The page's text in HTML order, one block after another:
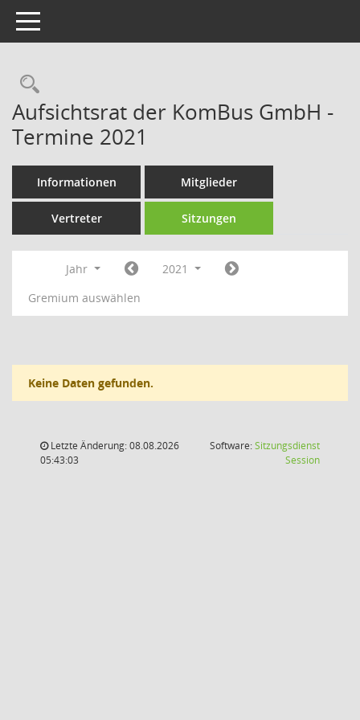
Toggle navigation
Rechercheauswahl
Aufsichtsrat der KomBus GmbH -
Termine 2021
Informationen Mitglieder
Vertreter Sitzungen
Jahr
2021
Gremium auswählen
Keine Daten gefunden.
Letzte Änderung: 08.08.2026
05:43:03
Software:Sitzungsdienst
Session(Wird in